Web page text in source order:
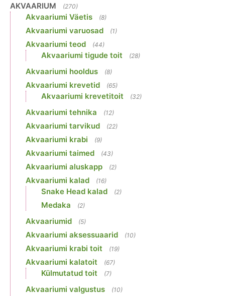
AKVAARIUM (270)
Akvaariumi Väetis (8)
Akvaariumi varuosad (1)
Akvaariumi teod (44)
Akvaariumi tigude toit (28)
Akvaariumi hooldus (8)
Akvaariumi krevetid (65)
Akvaariumi krevetitoit (32)
Akvaariumi tehnika (12)
Akvaariumi tarvikud (22)
Akvaariumi krabi (9)
Akvaariumi taimed (43)
Akvaariumi aluskapp (2)
Akvaariumi kalad (16)
Snake Head kalad (2)
Medaka (2)
Akvaariumid (5)
Akvaariumi aksessuaarid (10)
Akvaariumi krabi toit (19)
Akvaariumi kalatoit (67)
Külmutatud toit (7)
Akvaariumi valgustus (10)